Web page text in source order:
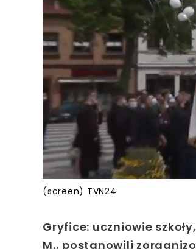
(screen) TVN24
Gryfice: uczniowie
M., postanowili